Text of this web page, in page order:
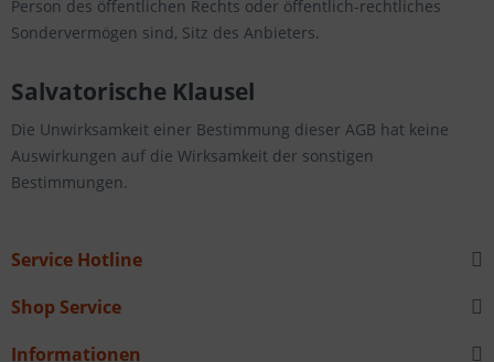
Person des öffentlichen Rechts oder öffentlich-rechtliches
Sondervermögen sind, Sitz des Anbieters.
Salvatorische Klausel
Die Unwirksamkeit einer Bestimmung dieser AGB hat keine
Auswirkungen auf die Wirksamkeit der sonstigen
Bestimmungen.
Service Hotline
Shop Service
Informationen